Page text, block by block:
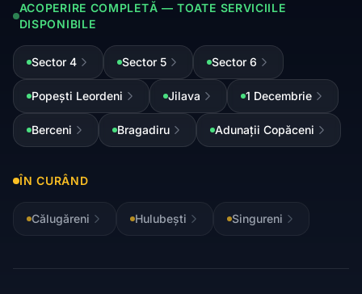
ACOPERIRE COMPLETĂ — TOATE SERVICIILE
DISPONIBILE
Sector 4 Sector 5 Sector 6
Popești Leordeni Jilava 1 Decembrie
Berceni Bragadiru Adunații Copăceni
ÎN CURÂND
Călugăreni Hulubești Singureni